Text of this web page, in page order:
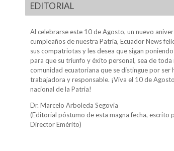
EDITORIAL
Al celebrarse este 10 de Agosto, un nuevo
cumpleaños de nuestra Patria, Ecuador News
sus compatriotas y les desea que sigan
para que su triunfo y éxito personal, sea de toda
comunidad ecuatoriana que se distingue por ser
trabajadora y responsable. ¡Viva el 10 de
nacional de la Patria!
Dr. Marcelo Arboleda Segovia
(Editorial póstumo de esta magna fecha, escrito
Director Emérito)